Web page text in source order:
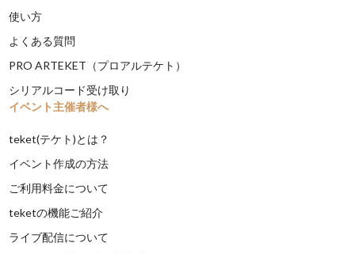
使い方
よくある質問
PRO ARTEKET（プロアルテケト）
シリアルコード受け取り
イベント主催者様へ
teket(テケト)とは？
イベント作成の方法
ご利用料金について
teketの機能ご紹介
ライブ配信について